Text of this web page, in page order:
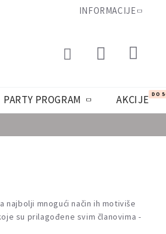
INFORMACIJE
PARTY PROGRAM AKCIJE DO
najbolji mnogući način ih motiviše
su prilagođene svim članovima -